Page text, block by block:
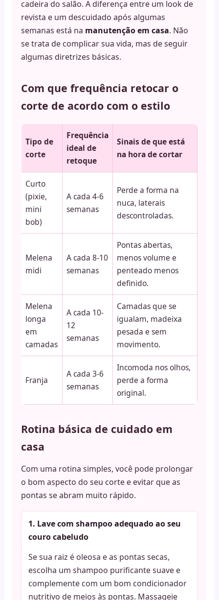
cadeira do salão. A diferença entre um look de
revista e um descuidado após algumas
semanas está na manutenção em casa. Não
se trata de complicar sua vida, mas de seguir
algumas diretrizes básicas.
Com que frequência retocar o
corte de acordo com o estilo
Tipo de
corte
Frequência
ideal de
retoque
Sinais de que está
na hora de cortar
Curto
(pixie,
mini
bob)
A cada 4-6
semanas
Perde a forma na
nuca, laterais
descontroladas.
Melena
midi
A cada 8-10
semanas
Pontas abertas,
menos volume e
penteado menos
definido.
Melena
longa
em
camadas
A cada 10-
12
semanas
Camadas que se
igualam, madeixa
pesada e sem
movimento.
Franja
A cada 3-6
semanas
Incomoda nos olhos,
perde a forma
original.
Rotina básica de cuidado em
casa
Com uma rotina simples, você pode prolongar
o bom aspecto do seu corte e evitar que as
pontas se abram muito rápido.
1. Lave com shampoo adequado ao seu
couro cabeludo
Se sua raiz é oleosa e as pontas secas,
escolha um shampoo purificante suave e
complemente com um bom condicionador
nutritivo de meios às pontas. Massageie